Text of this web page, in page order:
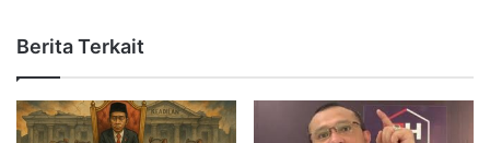
Berita Terkait